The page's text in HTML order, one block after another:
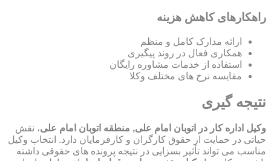
راهکارهای کاهش هزینه
ارائه مدارک کامل و منظم
همکاری فعال در روند پیگیری
استفاده از خدمات مشاوره رایگان
مقایسه نرخ های مختلف وکلا
نتیجه گیری
وکیل اداره کار در اتوبان امام علی, منطقه اتوبان امام علی، نقش
حیاتی در حمایت از حقوق کارگران و کارفرمایان دارد. انتخاب وکیل
مناسب می تواند تأثیر بسزایی در نتیجه پرونده های حقوقی داشته